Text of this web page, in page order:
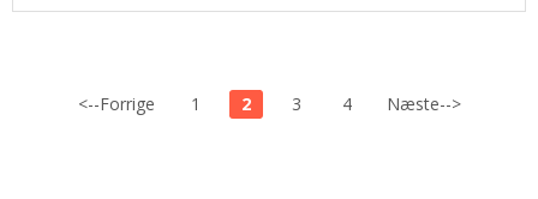
<--Forrige 1 2 3 4 Næste-->